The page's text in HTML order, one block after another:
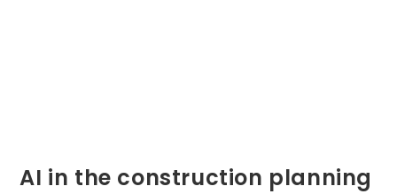
AI in the construction planning